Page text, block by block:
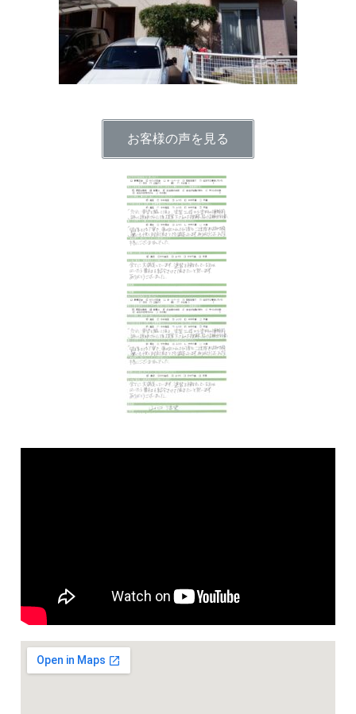
お客様の声を見る